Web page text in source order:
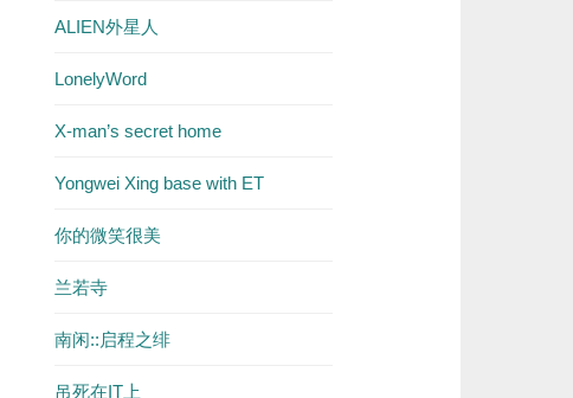
ALIEN外星人
LonelyWord
X-man’s secret home
Yongwei Xing base with ET
你的微笑很美
兰若寺
南闲::启程之绯
吊死在IT上